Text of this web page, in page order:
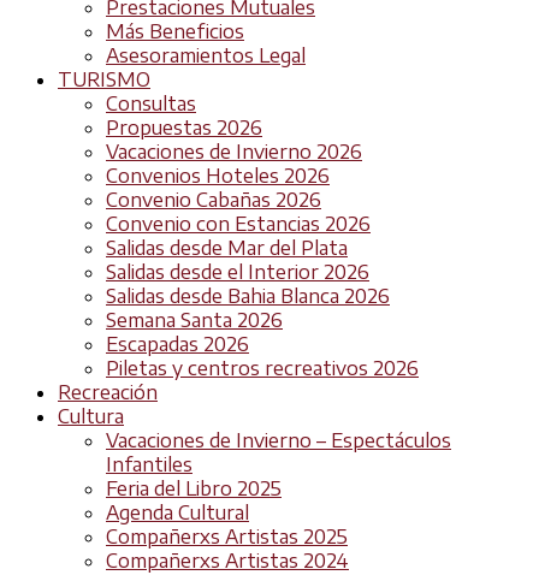
Prestaciones Mutuales
Más Beneficios
Asesoramientos Legal
TURISMO
Consultas
Propuestas 2026
Vacaciones de Invierno 2026
Convenios Hoteles 2026
Convenio Cabañas 2026
Convenio con Estancias 2026
Salidas desde Mar del Plata
Salidas desde el Interior 2026
Salidas desde Bahia Blanca 2026
Semana Santa 2026
Escapadas 2026
Piletas y centros recreativos 2026
Recreación
Cultura
Vacaciones de Invierno – Espectáculos
Infantiles
Feria del Libro 2025
Agenda Cultural
Compañerxs Artistas 2025
Compañerxs Artistas 2024